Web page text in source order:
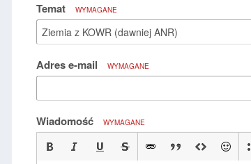
Temat WYMAGANE
Adres e-mail WYMAGANE
Wiadomość WYMAGANE